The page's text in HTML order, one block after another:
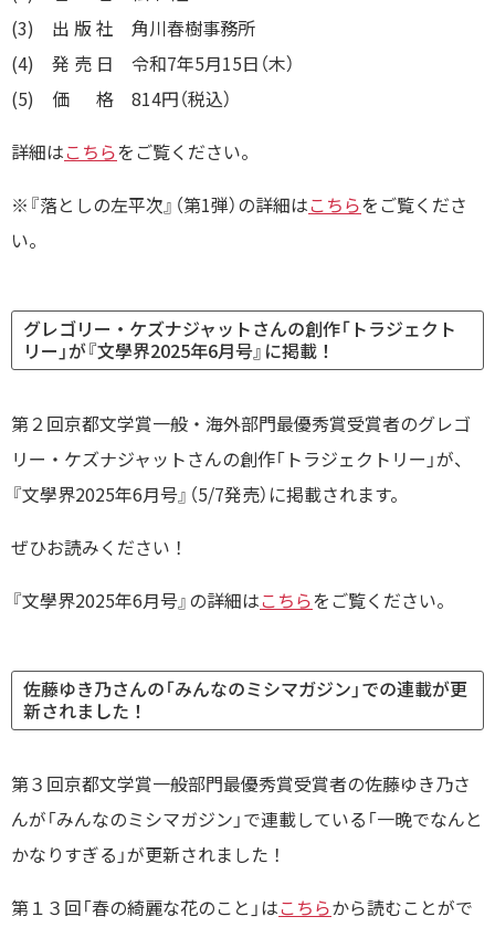
(3) 出 版 社 角川春樹事務所
(4) 発 売 日 令和7年5月15日（木）
(5) 価 格 814円（税込）
詳細はこちらをご覧ください。
※『落としの左平次』（第1弾）の詳細はこちらをご覧くださ
い。
グレゴリー・ケズナジャットさんの創作「トラジェクト
リー」が『文學界2025年6月号』に掲載！
第２回京都文学賞一般・海外部門最優秀賞受賞者のグレゴ
リー・ケズナジャットさんの創作「トラジェクトリー」が、
『文學界2025年6月号』（5/7発売）に掲載されます。
ぜひお読みください！
『文學界2025年6月号』の詳細はこちらをご覧ください。
佐藤ゆき乃さんの「みんなのミシマガジン」での連載が更
新されました！
第３回京都文学賞一般部門最優秀賞受賞者の佐藤ゆき乃さ
んが「みんなのミシマガジン」で連載している「一晩でなんと
かなりすぎる」が更新されました！
第１３回「春の綺麗な花のこと」はこちらから読むことがで